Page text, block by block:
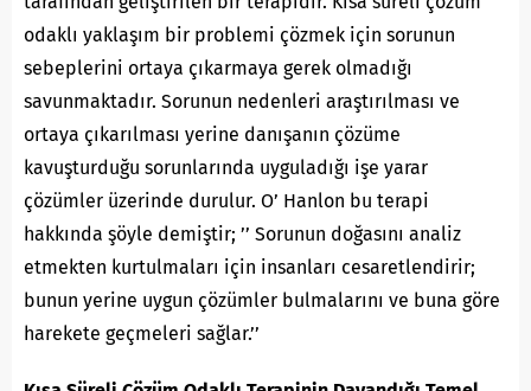
odaklı yaklaşım bir problemi çözmek için sorunun
sebeplerini ortaya çıkarmaya gerek olmadığı
savunmaktadır. Sorunun nedenleri araştırılması ve
ortaya çıkarılması yerine danışanın çözüme
kavuşturduğu sorunlarında uyguladığı işe yarar
çözümler üzerinde durulur. O’ Hanlon bu terapi
hakkında şöyle demiştir; ’’ Sorunun doğasını analiz
etmekten kurtulmaları için insanları cesaretlendirir;
bunun yerine uygun çözümler bulmalarını ve buna göre
harekete geçmeleri sağlar.’’